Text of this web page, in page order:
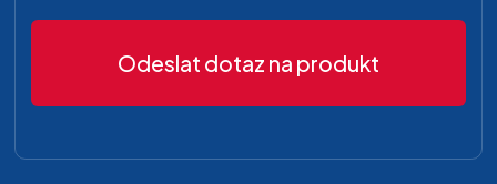
Odeslat dotaz na produkt